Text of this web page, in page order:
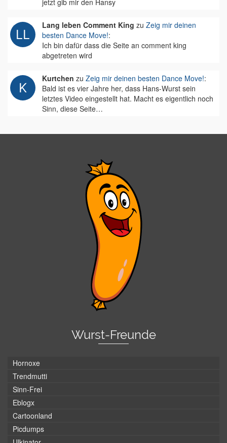
jetzt gib mir den Hansy
Lang leben Comment King zu Zeig mir deinen
besten Dance Move!:
Ich bin dafür dass die Seite an comment king
abgetreten wird
Kurtchen zu Zeig mir deinen besten Dance Move!:
Bald ist es vier Jahre her, dass Hans-Wurst sein
letztes Video eingestellt hat. Macht es eigentlich noch
Sinn, diese Seite…
Wurst-Freunde
Hornoxe
Trendmutti
Sinn-Frei
Eblogx
Cartoonland
Picdumps